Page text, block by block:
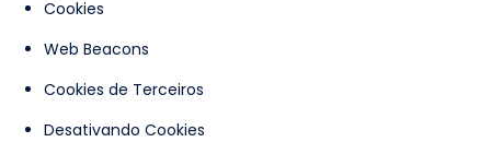
Cookies
Web Beacons
Cookies de Terceiros
Desativando Cookies